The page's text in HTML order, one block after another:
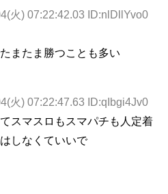
火) 07:22:42.03 ID:nlDllYvo0
またま勝つことも多い
火) 07:22:47.63 ID:qIbgi4Jv0
スマスロもスマパチも人定着
しなくていいで